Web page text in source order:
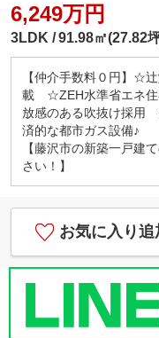
6,249万円
3LDK 91.98㎡(27.82
【仲介手数料０円】☆
載 ☆ZEH水準省エネ
放感のある吹抜け採
済的な都市ガス設備♪
【藤沢市の新築一戸建
さい！】
お気に入り追